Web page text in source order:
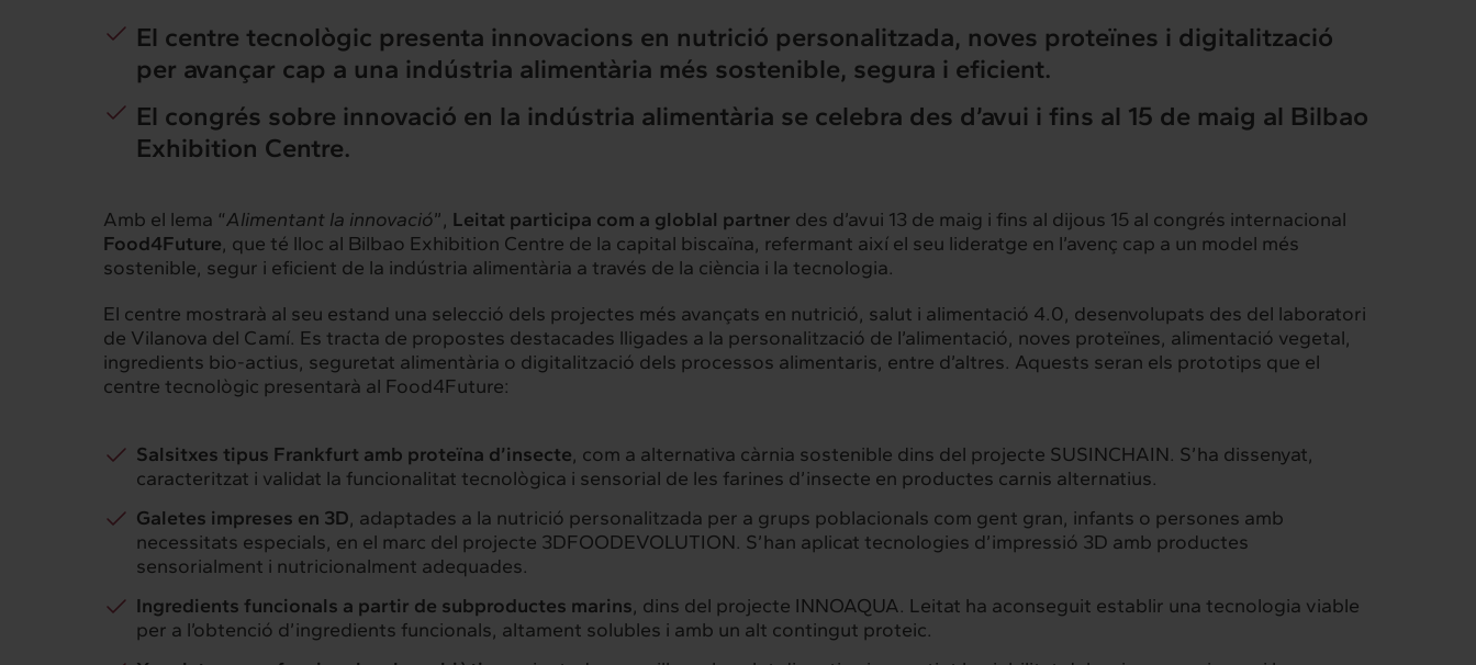
Intermèdia
Sobre nosaltres
Interconnexió
Els nostres serveis
Interacció
Projectes
Intermèdia
Confidencial
Interrelació Insights Intercanvi
El centre tecnològic presenta innovacions en nutrició personalitzada, noves proteïnes i digitalització
per avançar cap a una indústria alimentària més sostenible, segura i eficient.
El congrés sobre innovació en la indústria alimentària se celebra des d’avui i fins al 15 de maig al Bilbao
Exhibition Centre.
Amb el lema “Alimentant la innovació”, Leitat participa com a globlal partner des d’avui 13 de maig i fins al dijous 15 al congrés internacional
Food4Future, que té lloc al Bilbao Exhibition Centre de la capital biscaïna, refermant així el seu lideratge en l’avenç cap a un model més
sostenible, segur i eficient de la indústria alimentària a través de la ciència i la tecnologia.
El centre mostrarà al seu estand una selecció dels projectes més avançats en nutrició, salut i alimentació 4.0, desenvolupats des del laboratori
de Vilanova del Camí. Es tracta de propostes destacades lligades a la personalització de l’alimentació, noves proteïnes, alimentació vegetal,
ingredients bio-actius, seguretat alimentària o digitalització dels processos alimentaris, entre d’altres. Aquests seran els prototips que el
centre tecnològic presentarà al Food4Future:
Salsitxes tipus Frankfurt amb proteïna d’insecte, com a alternativa càrnia sostenible dins del projecte SUSINCHAIN. S’ha dissenyat,
caracteritzat i validat la funcionalitat tecnològica i sensorial de les farines d’insecte en productes carnis alternatius.
Galetes impreses en 3D, adaptades a la nutrició personalitzada per a grups poblacionals com gent gran, infants o persones amb
necessitats especials, en el marc del projecte 3DFOODEVOLUTION. S’han aplicat tecnologies d’impressió 3D amb productes
sensorialment i nutricionalment adequades.
Ingredients funcionals a partir de subproductes marins, dins del projecte INNOAQUA. Leitat ha aconseguit establir una tecnologia viable
per a l’obtenció d’ingredients funcionals, altament solubles i amb un alt contingut proteic.